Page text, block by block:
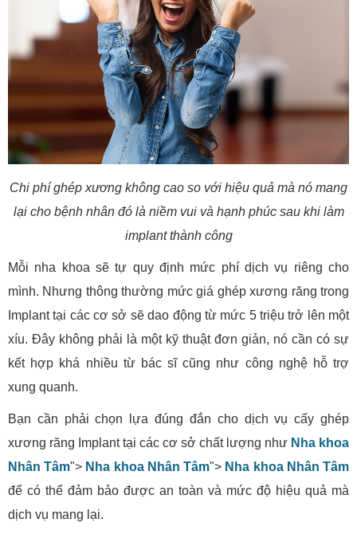
Chi phí ghép xương không cao so với hiệu quả mà nó mang
lại cho bệnh nhân đó là niềm vui và hạnh phúc sau khi làm
implant thành công
Mỗi nha khoa sẽ tự quy định mức phí dịch vụ riêng cho
mình. Nhưng thông thường mức giá ghép xương răng trong
Implant tại các cơ sở sẽ dao động từ mức 5 triệu trở lên một
xíu. Đây không phải là một kỹ thuật đơn giản, nó cần có sự
kết hợp khá nhiều từ bác sĩ cũng như công nghệ hỗ trợ
xung quanh.
Bạn cần phải chọn lựa đúng đắn cho dịch vụ cấy ghép
xương răng Implant tại các cơ sở chất lượng như Nha khoa
Nhân Tâm"> Nha khoa Nhân Tâm"> Nha khoa Nhân Tâm
để có thể đảm bảo được an toàn và mức độ hiệu quả mà
dịch vụ mang lại.